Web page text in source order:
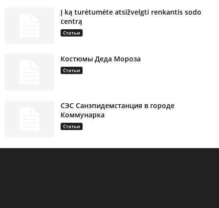
Į ką turėtumėte atsižvelgti renkantis sodo
centrą
Статьи
Костюмы Деда Мороза
Статьи
СЭС Санэпидемстанция в городе
Коммунарка
Статьи